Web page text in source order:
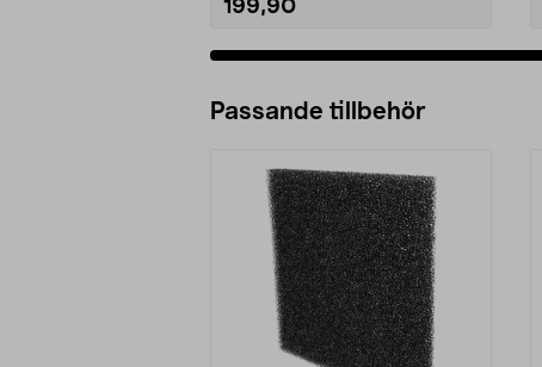
199,90
Passande tillbehör